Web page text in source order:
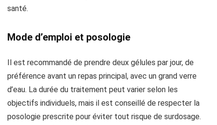
santé.
Mode d’emploi et posologie
Il est recommandé de prendre deux gélules par jour, de
préférence avant un repas principal, avec un grand verre
d’eau. La durée du traitement peut varier selon les
objectifs individuels, mais il est conseillé de respecter la
posologie prescrite pour éviter tout risque de surdosage.